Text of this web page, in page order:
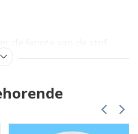
en hockers